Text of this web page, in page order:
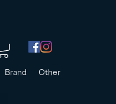
Brand Other